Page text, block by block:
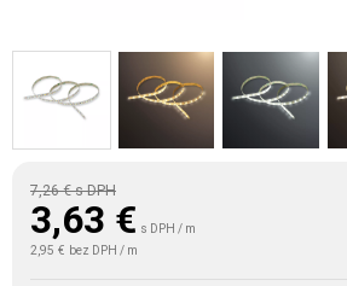
7,26 €s DPH
3,63 € s DPH / m
2,95 € bez DPH / m